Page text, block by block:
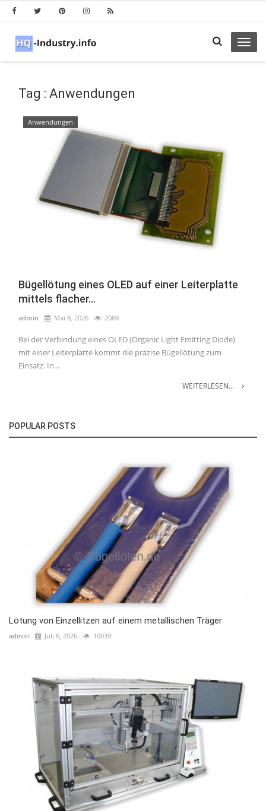
Tag : Anwendungen
Anwendungen
Bügellötung eines OLED auf einer Leiterplatte
mittels flacher...
admin Mai 8, 2026 2088
Bei der Verbindung eines OLED (Organic Light Emitting Diode)
mit einer Leiterplatte kommt die präzise Bügellötung zum
Einsatz. In...
WEITERLESEN...
POPULAR POSTS
Lötung von Einzellitzen auf einem metallischen Träger
admin Juli 6, 2026 10039